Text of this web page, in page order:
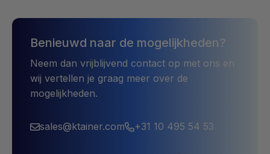
Benieuwd naar de mogelijkheden?
Neem dan vrijblijvend contact op met ons en
wij vertellen je graag meer over de
mogelijkheden.
sales@ktainer.com +31 10 495 54 53